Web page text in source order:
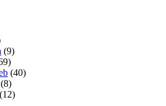
(9)
(40)
(8)
(12)